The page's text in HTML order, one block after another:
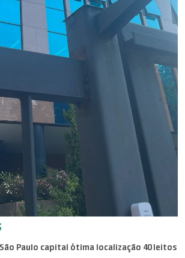
Paulo capital ótima localização 40 leitos